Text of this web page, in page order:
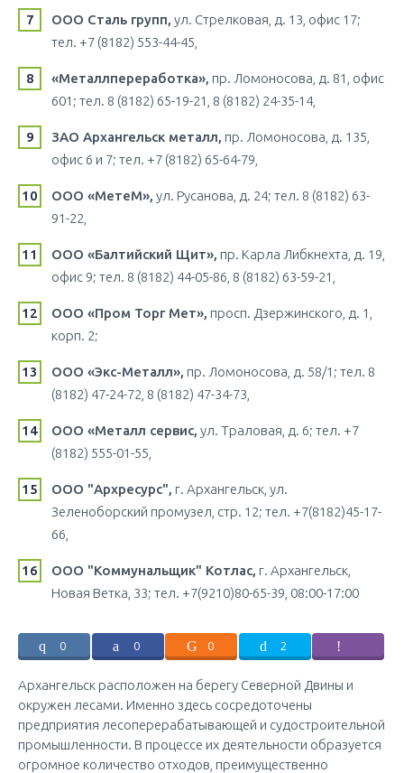
ООО Сталь групп, ул. Стрелковая, д. 13, офис 17;
тел. +7 (8182) 553-44-45,
«Металлпереработка», пр. Ломоносова, д. 81, офис
601; тел. 8 (8182) 65-19-21, 8 (8182) 24-35-14,
ЗАО Архангельск металл, пр. Ломоносова, д. 135,
офис 6 и 7; тел. +7 (8182) 65-64-79,
ООО «МетеМ», ул. Русанова, д. 24; тел. 8 (8182) 63-
91-22,
ООО «Балтийский Щит», пр. Карла Либкнехта, д. 19,
офис 9; тел. 8 (8182) 44-05-86, 8 (8182) 63-59-21,
ООО «Пром Торг Мет», просп. Дзержинского, д. 1,
корп. 2;
ООО «Экс-Металл», пр. Ломоносова, д. 58/1; тел. 8
(8182) 47-24-72, 8 (8182) 47-34-73,
ООО «Металл сервис, ул. Траловая, д. 6; тел. +7
(8182) 555-01-55,
ООО "Архресурс", г. Архангельск, ул.
Зеленоборский промузел, стр. 12; тел. +7(8182)45-17-
66,
ООО "Коммунальщик" Котлас, г. Архангельск,
Новая Ветка, 33; тел. +7(9210)80-65-39, 08:00-17:00
0 0 0 2
Архангельск расположен на берегу Северной Двины и
окружен лесами. Именно здесь сосредоточены
предприятия лесоперерабатывающей и судостроительной
промышленности. В процессе их деятельности образуется
огромное количество отходов, преимущественно